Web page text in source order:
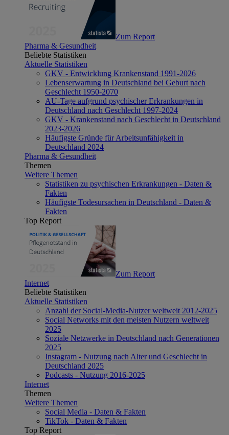
Zum Report
Pharma & Gesundheit
Beliebte Statistiken
Aktuelle Statistiken
GKV - Entwicklung Krankenstand 1991-2026
Lebenserwartung in Deutschland bei Geburt nach
Geschlecht 1950-2070
AU-Tage aufgrund psychischer Erkrankungen in
Deutschland nach Geschlecht 1997-2024
GKV - Krankenstand nach Geschlecht in Deutschland
2023-2026
Häufigste Gründe für Arbeitsunfähigkeit in
Deutschland 2024
Pharma & Gesundheit
Themen
Weitere Themen
Statistiken zu psychischen Erkrankungen - Daten &
Fakten
Häufigste Todesursachen in Deutschland - Daten &
Fakten
Top Report
Zum Report
Internet
Beliebte Statistiken
Aktuelle Statistiken
Anzahl der Social-Media-Nutzer weltweit 2012-2025
Social Networks mit den meisten Nutzern weltweit
2025
Soziale Netzwerke in Deutschland nach Generationen
2025
Instagram - Nutzung nach Alter und Geschlecht in
Deutschland 2025
Podcasts - Nutzung 2016-2025
Internet
Themen
Weitere Themen
Social Media - Daten & Fakten
TikTok - Daten & Fakten
Top Report